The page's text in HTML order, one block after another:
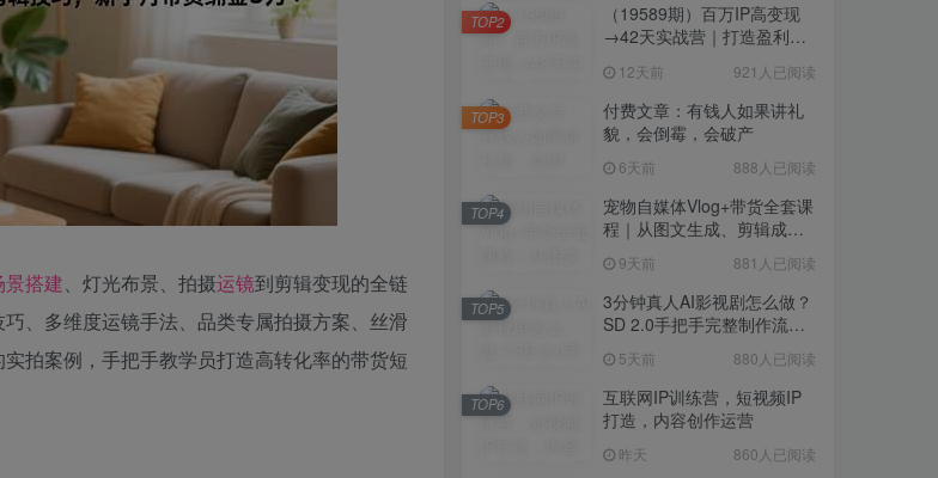
景搭建、灯光布景、拍摄运镜到剪辑变现的全链
、多维度运镜手法、品类专属拍摄方案、丝滑
拍案例，手把手教学员打造高转化率的带货短
（19589期）百万IP高变现
→42天实战营｜打造盈利赚
域转化批量成交积累客户案
例
12天前 921人已阅读
TOP2
付费文章：有钱人如果讲礼
貌，会倒霉，会破产
6天前 888人已阅读
TOP3
宠物自媒体Vlog+带货全套课
程｜从图文生成、剪辑成片
9天前 881人已阅读
TOP4
3分钟真人AI影视剧怎么做？
SD 2.0手把手完整制作流程
无限生成
5天前 880人已阅读
TOP5
互联网IP训练营，短视频IP
打造，内容创作运营
昨天 860人已阅读
TOP6